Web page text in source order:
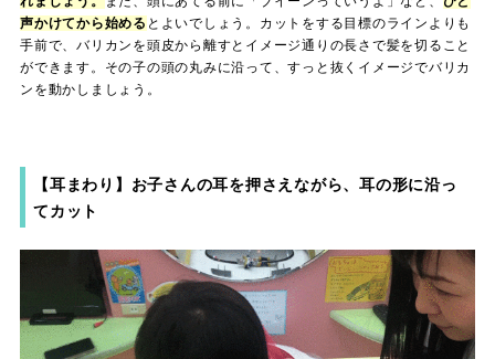
声かけてから始める とよいでしょう。カットをする目標のラインよりも
手前で、バリカンを頭皮から離すとイメージ通りの長さで髪を切ること
ができます。その子の頭の丸みに沿って、すっと抜くイメージでバリカ
ンを動かしましょう。
【耳まわり】お子さんの耳を押さえながら、耳の形に沿っ
てカット